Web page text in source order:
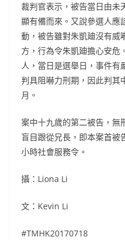
裁判官表示，被告當日由未
顯有備而來。又說參選人應
動，被告雖對朱凱廸沒有威
方，行為令朱凱廸擔心安危
人，當日是選舉日，事件有
判具阻嚇力刑期，因此判其
月。
案中十九歲的第二被告，無
盲目跟從兄長，即本案首被
小時社會服務令。
攝： Liona Li
文： Kevin Li
#TMHK20170718